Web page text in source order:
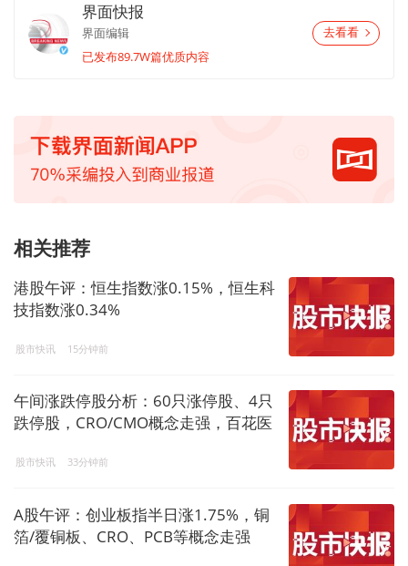
界面快报
界面编辑
已发布89.7W篇优质内容
去看看
相关推荐
港股午评：恒生指数涨0.15%，恒生科
技指数涨0.34%
股市快讯 15分钟前
午间涨跌停股分析：60只涨停股、4只
跌停股，CRO/CMO概念走强，百花医
股市快讯 33分钟前
A股午评：创业板指半日涨1.75%，铜
箔/覆铜板、CRO、PCB等概念走强